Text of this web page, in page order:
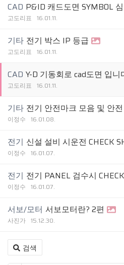
CAD P&ID 캐드도면 SYMBOL
고도리표 16.01.11.
기타 전기 박스 IP 등급
고도리표 16.01.11.
CAD Y-D 기동회로 cad도면 입니
고도리표 16.01.11.
기타 전기 안전마크 모음 및 안
이정수 16.01.08.
전기 신설 설비 시운전 CHECK
이정수 16.01.07.
전기 전기 PANEL 검수시
이정수 16.01.07.
서보/모터 서보모터란? 2편
사진가 15.12.30.
검색